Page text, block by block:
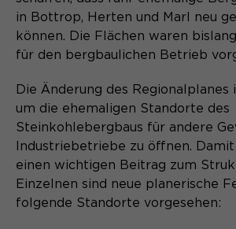
Name cookie_optin
Anbieter Sgalinski
Laufzeit 1 Monat
Zweck
Speichert den
Benutzers für Cookies
aktuellen Domäne.
in Bottrop, Herten und Marl neu
können. Die Flächen waren
für den bergbaulichen Betrieb
Die Änderung des
um die ehemaligen Standorte des
Steinkohlebergbaus für andere
Industriebetriebe zu öffnen.
einen wichtigen Beitrag zum
Einzelnen sind neue planerische
folgende Standorte vorgesehen: